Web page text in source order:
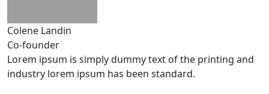
Colene Landin
Co-founder
Lorem ipsum is simply dummy text of the printing and
industry lorem ipsum has been standard.